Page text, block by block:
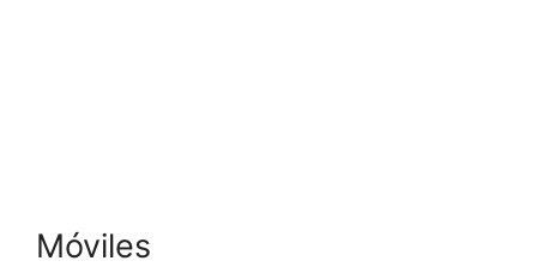
Móviles